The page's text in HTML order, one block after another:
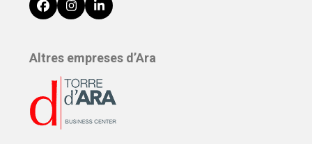
FacebookInstagram
LinkedIn
Altres empreses d’Ara